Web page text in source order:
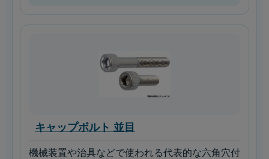
キャップボルト 並目
機械装置や治具などで使われる代表的な六角穴付